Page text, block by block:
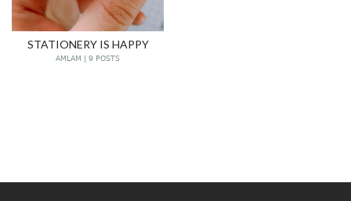
STATIONERY IS HAPPY
AMLAM | 9 POSTS